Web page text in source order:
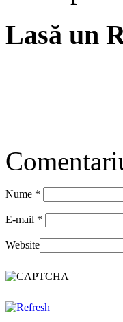
Lasă un
Nume *
E-mail *
Website